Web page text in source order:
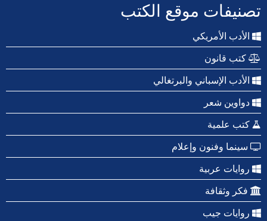
تصنيفات موقع الكتب
الأدب الأمريكي
كتب قانون
الأدب الإسباني والبرتغالي
دواوين شعر
كتب علمية
سينما وفنون وإعلام
روايات عربية
فكر وثقافة
روايات جيب